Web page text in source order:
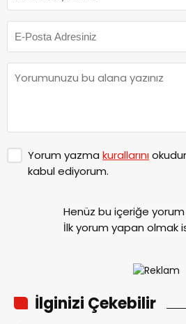
Yorum yazma kurallarını
kabul ediyorum.
Henüz bu içeriğe yorum
İlk yorum yapan olmak
İlginizi Çekebilir